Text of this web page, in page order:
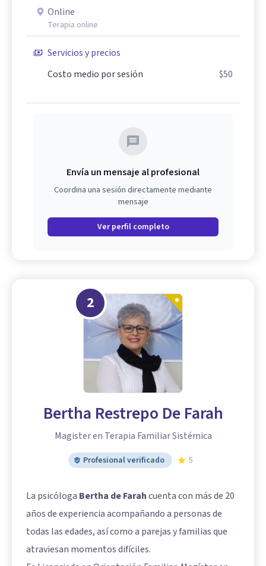
Online
Terapia online
Servicios y precios
Costo medio por sesión
$50
Envía un mensaje al profesional
Coordina una sesión directamente mediante
mensaje
Ver perfil completo
2
Bertha Restrepo De Farah
Magister en Terapia Familiar Sistémica
Profesional verificado 5
La psicóloga Bertha de Farahcuenta con más de 20
años de experiencia acompañando a personas de
todas las edades, así como a parejas y familias que
atraviesan momentos difíciles.